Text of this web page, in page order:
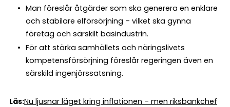
Man föreslår åtgärder som ska generera en enklare
och stabilare elförsörjning – vilket ska gynna
företag och särskilt basindustrin.
För att stärka samhällets och näringslivets
kompetensförsörjning föreslår regeringen även en
särskild ingenjörssatsning.
Läs:Nu ljusnar läget kring inflationen – men riksbankchef